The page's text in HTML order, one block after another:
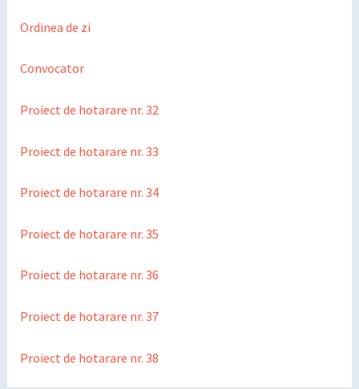
Ordinea de zi
Convocator
Proiect de hotarare nr. 32
Proiect de hotarare nr. 33
Proiect de hotarare nr. 34
Proiect de hotarare nr. 35
Proiect de hotarare nr. 36
Proiect de hotarare nr. 37
Proiect de hotarare nr. 38